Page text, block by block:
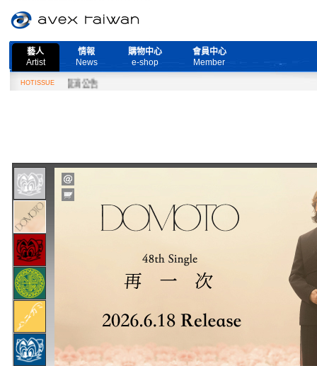
藝人
Artist
情報
News
購物中心
e-shop
會員中心
Member
HOTISSUE
會取消公告